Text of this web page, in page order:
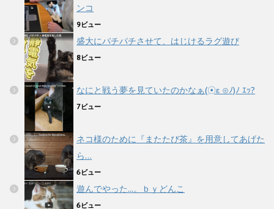
ンコ
9ビュー
盛大にパチパチさせて、はじけるラグ遊び
8ビュー
なにと戦う夢を見ていたのかなぁ(☉ε ⊙ﾉ)ﾉ ｴｯ?
7ビュー
ネコ様のために『またたび茶』を用意してあげた
ら…
6ビュー
遊んでやった...。ｂｙどんこ
6ビュー